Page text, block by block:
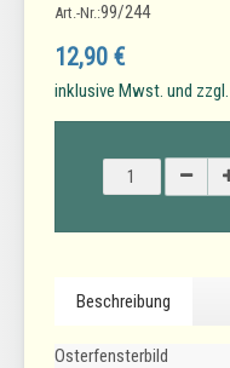
Art.-Nr.:99/244
12,90 €
inklusive Mwst. und
Beschreibung
Osterfensterbild